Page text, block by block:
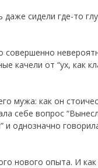
сидели где-то
совершенно
качели от “ух, как
мужа: как он
себе вопрос
и однозначно
нового опыта. И как